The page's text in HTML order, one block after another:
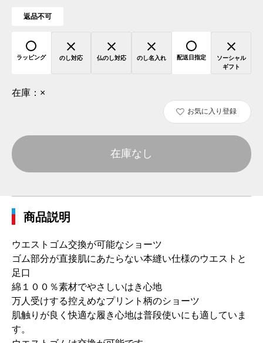
返品不可
ラッピング のし対応 仏のし対応 のし名入れ 配送日指定
ソーシャル
ギフト
在庫： ×
お気に入り登録
在庫なし
商品説明
ウエストゴム交換が可能なショーツ
ゴム部分が直接肌にあたらない本縫い仕様のウエストと
足口
綿１００％素材でやさしいはき心地
万人受けする控えめなプリント柄のショーツ
肌触りが良く快適な履き心地は普段使いにも適していま
す。